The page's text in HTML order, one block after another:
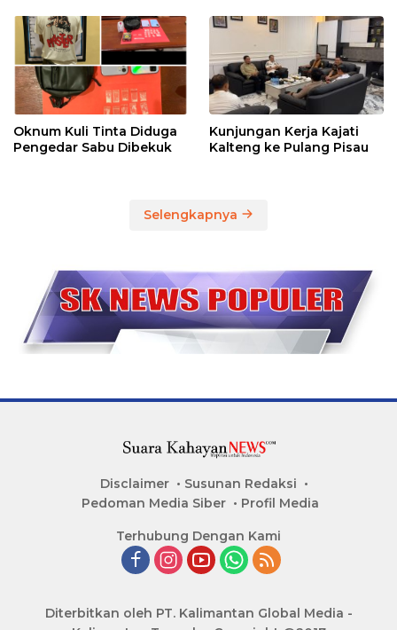
Oknum Kuli Tinta Diduga
Pengedar Sabu Dibekuk
Kunjungan Kerja Kajati
Kalteng ke Pulang Pisau
Selengkapnya
Disclaimer
Susunan Redaksi
Pedoman Media Siber
Profil Media
Terhubung Dengan Kami
Diterbitkan oleh PT. Kalimantan Global Media -